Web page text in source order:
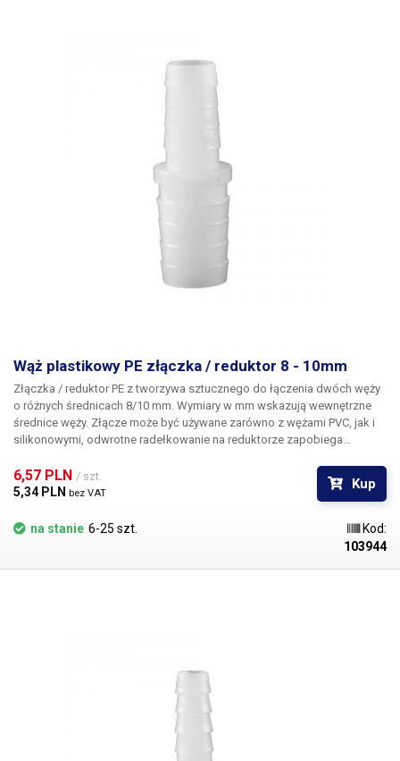
Wąż plastikowy PE złączka / reduktor 8 - 10mm
Złączka / reduktor PE z tworzywa sztucznego do łączenia dwóch węży
o różnych średnicach 8/10 mm. Wymiary w mm wskazują wewnętrzne
średnice węży. Złącze może być używane zarówno z wężami PVC, jak i
silikonowymi, odwrotne radełkowanie na reduktorze zapobiega
sztuczne PE Do węży o średnicy wewnętrznej 8 i 10 mm Długość: 42 mm
Waga: 2g
6,57 PLN / szt.
5,34 PLN bez VAT
Kup
na stanie 6-25 szt.
Kod:
103944